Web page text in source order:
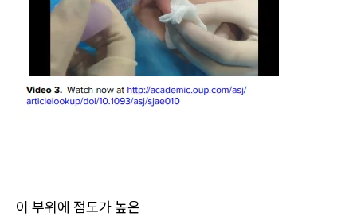
이 부위에 점도가 높은